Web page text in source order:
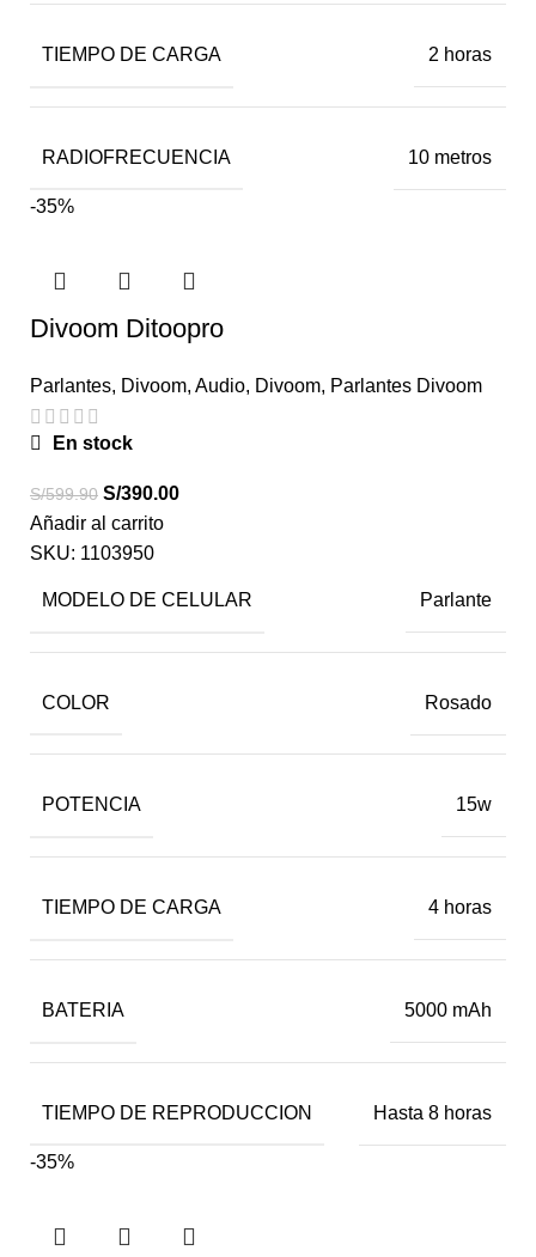
TIEMPO DE CARGA 2 horas
RADIOFRECUENCIA 10 metros
-35%
Divoom Ditoopro
Parlantes, Divoom, Audio, Divoom, Parlantes Divoom
En stock
S/599.90 S/390.00
Añadir al carrito
SKU: 1103950
MODELO DE CELULAR Parlante
COLOR Rosado
POTENCIA 15w
TIEMPO DE CARGA 4 horas
BATERIA 5000 mAh
TIEMPO DE REPRODUCCION Hasta 8 horas
-35%